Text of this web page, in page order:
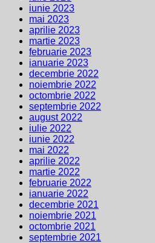
iunie 2023
mai 2023
aprilie 2023
martie 2023
februarie 2023
ianuarie 2023
decembrie 2022
noiembrie 2022
octombrie 2022
septembrie 2022
august 2022
iulie 2022
iunie 2022
mai 2022
aprilie 2022
martie 2022
februarie 2022
ianuarie 2022
decembrie 2021
noiembrie 2021
octombrie 2021
septembrie 2021